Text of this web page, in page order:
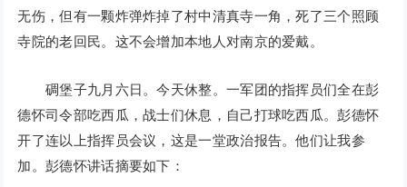
无伤，但有一颗炸弹炸掉了村中清真寺一角，死了三个照顾
寺院的老回民。这不会增加本地人对南京的爱戴。
碉堡子九月六日。今天休整。一军团的指挥员们全在彭
德怀司令部吃西瓜，战士们休息，自己打球吃西瓜。彭德怀
开了连以上指挥员会议，这是一堂政治报告。他们让我参
加。彭德怀讲话摘要如下：